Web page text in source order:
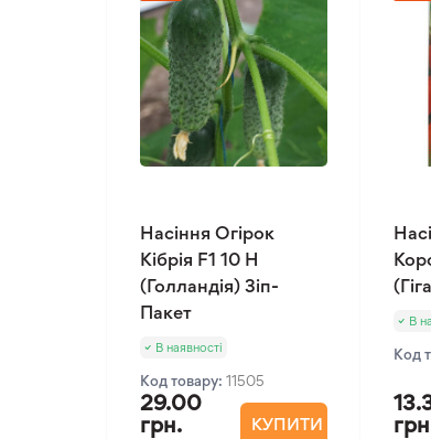
Насіння Огірок
Кібрія F1 10 Н
(Голландія) Зіп-
Пакет
В наявності
Код товару: 11505
29.00
грн.
КУПИТИ
В
Код